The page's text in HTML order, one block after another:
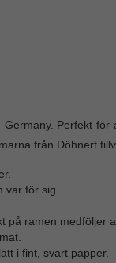
Perfekt
från Döhnert
var för sig.
på ramen medföljer
i fint, svart papper.